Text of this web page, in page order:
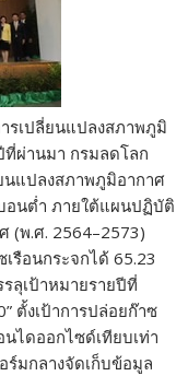
เปลี่ยนแปลงสภาพภูมิ
ที่ผ่านมา กรมลดโลก
นแปลงสภาพภูมิอากาศ
อนต่ำ ภายใต้แผนปฏิบัติ
(พ.ศ. 2564–2573)
รือนกระจกได้ 65.23
ลุเป้าหมายรายปีที่
ตั้งเป้าการปล่อยก๊าซ
ไดออกไซด์เทียบเท่า
มกลางจัดเก็บข้อมูล